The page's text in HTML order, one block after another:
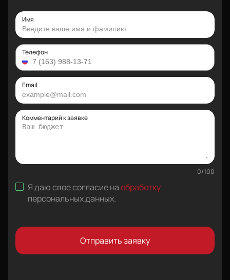
Имя
Телефон
Email
Комментарий к заявке
0/100
Я даю свое согласие наобработку
персональных данных.
Отправить заявку